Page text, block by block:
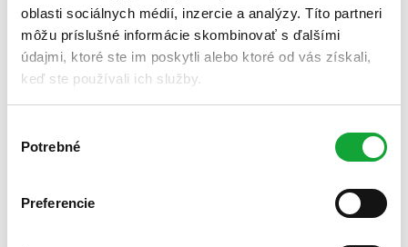
oblasti sociálnych médií, inzercie a analýzy. Títo partneri
môžu príslušné informácie skombinovať s ďalšími
údajmi, ktoré ste im poskytli alebo ktoré od vás získali,
keď ste používali ich služby.
súhlasu
Potrebné
Preferencie